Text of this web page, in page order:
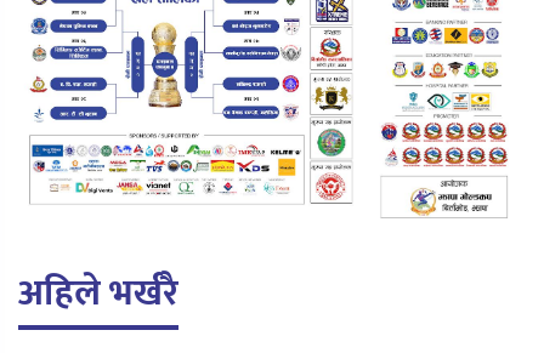
अहिले भर्खरै